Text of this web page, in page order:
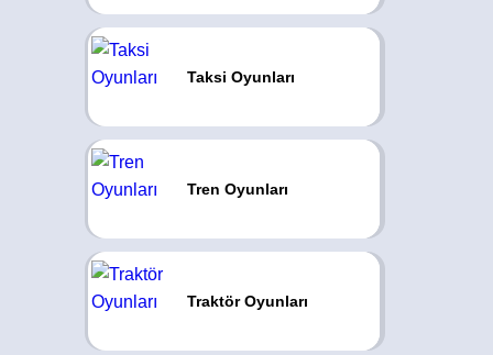
Taksi Oyunları
Tren Oyunları
Traktör Oyunları